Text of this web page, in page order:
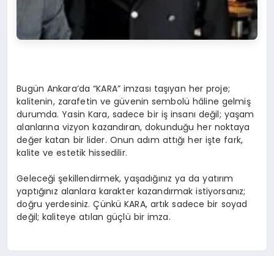
Bugün Ankara’da “KARA” imzası taşıyan her proje;
kalitenin, zarafetin ve güvenin sembolü hâline gelmiş
durumda. Yasin Kara, sadece bir iş insanı değil; yaşam
alanlarına vizyon kazandıran, dokunduğu her noktaya
değer katan bir lider. Onun adım attığı her işte fark,
kalite ve estetik hissedilir.
Geleceği şekillendirmek, yaşadığınız ya da yatırım
yaptığınız alanlara karakter kazandırmak istiyorsanız;
doğru yerdesiniz. Çünkü KARA, artık sadece bir soyad
değil; kaliteye atılan güçlü bir imza.